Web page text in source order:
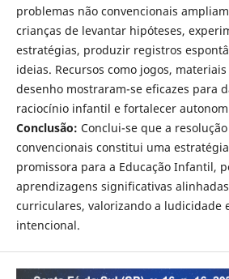
problemas não convencionais
crianças de levantar hipóteses,
estratégias, produzir registros
ideias. Recursos como jogos,
desenho mostraram-se eficazes para
raciocínio infantil e fortalecer
Conclusão: Conclui-se que a
convencionais constitui uma
promissora para a Educação Infantil,
aprendizagens significativas
curriculares, valorizando a ludicidade
intencional.